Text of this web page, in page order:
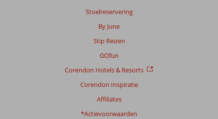
Stoelreservering
By June
Stip Reizen
GOfun
Corendon Hotels & Resorts
Corendon Inspiratie
Affiliates
*Actievoorwaarden